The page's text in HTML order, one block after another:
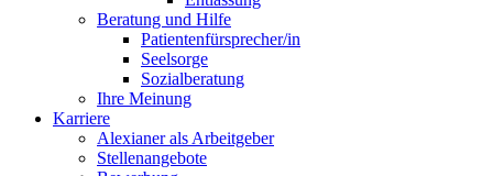
Beratung und Hilfe
Patientenfürsprecher/in
Seelsorge
Sozialberatung
Ihre Meinung
Karriere
Alexianer als Arbeitgeber
Stellenangebote